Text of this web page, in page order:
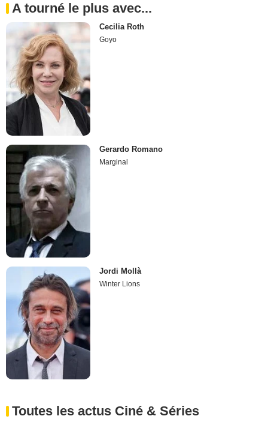
A tourné le plus avec...
Cecilia Roth
Goyo
Gerardo Romano
Marginal
Jordi Mollà
Winter Lions
Toutes les actus Ciné & Séries